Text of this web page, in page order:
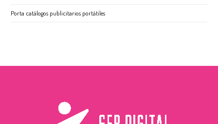
Porta catálogos publicitarios portátiles